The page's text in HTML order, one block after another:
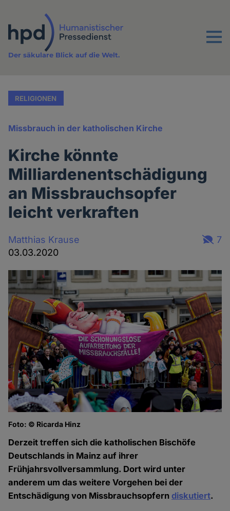
Inhalt
Menu
Der säkulare Blick auf die Welt.
RELIGIONEN
Missbrauch in der katholischen Kirche
Kirche könnte
Milliardenentschädigung
an Missbrauchsopfer
leicht verkraften
Matthias Krause
03.03.2020
7
Foto: © Ricarda Hinz
Derzeit treffen sich die katholischen Bischöfe
Deutschlands in Mainz auf ihrer
Frühjahrsvollversammlung. Dort wird unter
anderem um das weitere Vorgehen bei der
Entschädigung von Missbrauchsopferndiskutiert.